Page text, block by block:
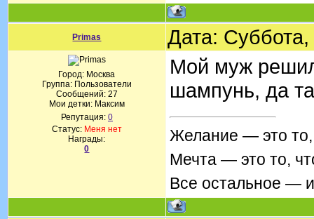
Primas Дата:
Город: Москва
Группа: Пользователи
Сообщений: 27
Мои детки: Максим
Репутация: 0
Статус: Меня нет
Награды:
0
Мой муж
шампунь, да
Желание — это
Мечта — это то,
Все остальное —